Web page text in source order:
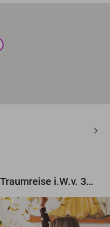
Hol Dir die Chance, eine Traumreise i.W.v. 3.000 € zu gewinnen!